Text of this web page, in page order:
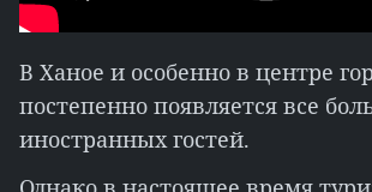
В Ханое и особенно в центре
постепенно появляется все
иностранных гостей.